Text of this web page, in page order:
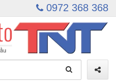
0972 368 368